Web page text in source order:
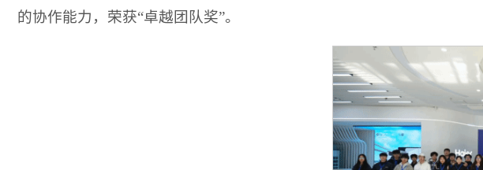
的协作能力，荣获“卓越团队奖”。